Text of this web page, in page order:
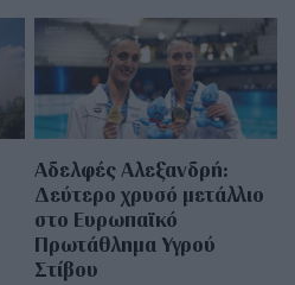
Αδελφές Αλεξανδρή:
Δεύτερο χρυσό μετάλλιο
στο Ευρωπαϊκό
Πρωτάθλημα Υγρού
Στίβου